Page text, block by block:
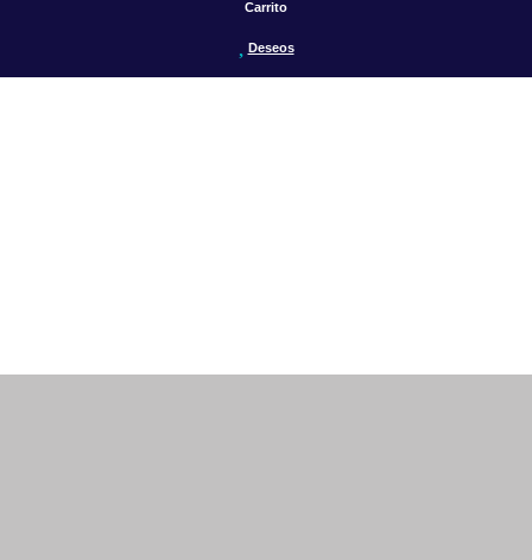
Carrito
Deseos